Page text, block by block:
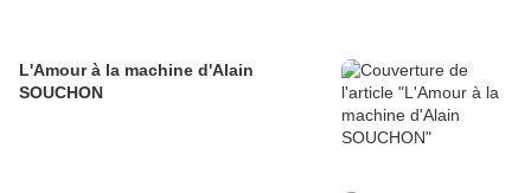
L'Amour à la machine d'Alain
SOUCHON